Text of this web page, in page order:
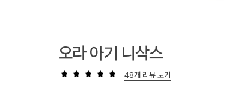
오라 아기 니삭스
48개 리뷰 보기